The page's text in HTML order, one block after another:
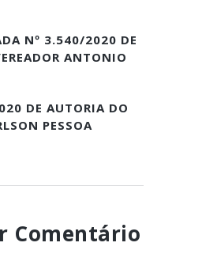
Nº 3.540/2020 DE
ANTONIO
MARQUINHOS)
DE AUTORIA DO
PESSOA
Comentário